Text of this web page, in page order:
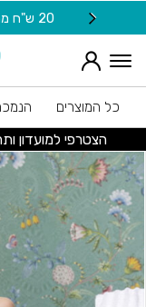
Skip to Content
20 ש"ח מתנה למצטרפות חדשות לניוזלטר
כל המוצרים
הצטרפי למועדון
בחזרה למעלה